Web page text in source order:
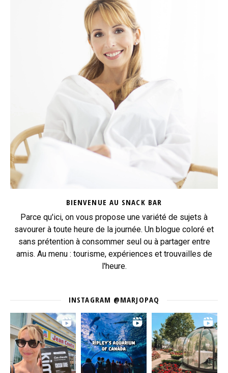
BIENVENUE AU SNACK BAR
Parce qu'ici, on vous propose une variété de sujets à
savourer à toute heure de la journée. Un blogue coloré et
sans prétention à consommer seul ou à partager entre
amis. Au menu : tourisme, expériences et trouvailles de
l'heure.
INSTAGRAM @MARJOPAQ